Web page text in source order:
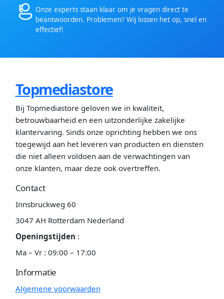
Onze experts staan klaar om je vragen direct te
beantwoorden. Problemen? Wij lossen het op, snel en
effectief!
Topmediastore
Bij Topmediastore geloven we in kwaliteit,
betrouwbaarheid en een uitzonderlijke zakelijke
klantervaring. Sinds onze oprichting hebben we ons
toegewijd aan het leveren van producten en diensten
die niet alleen voldoen aan de verwachtingen van
onze klanten, maar deze ook overtreffen.
Contact
Innsbruckweg 60
3047 AH Rotterdam Nederland
Openingstijden :
Ma – Vr : 09:00 – 17:00
Informatie
Algemene voorwaarden